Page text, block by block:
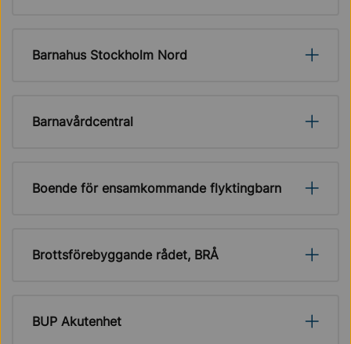
Barnahus Stockholm Nord
Barnavårdcentral
Boende för ensamkommande flyktingbarn
Brottsförebyggande rådet, BRÅ
BUP Akutenhet